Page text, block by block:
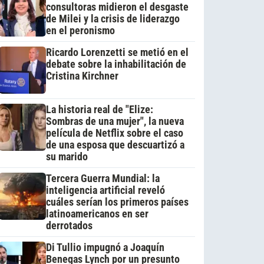
consultoras midieron el desgaste
de Milei y la crisis de liderazgo
en el peronismo
Ricardo Lorenzetti se metió en el
debate sobre la inhabilitación de
Cristina Kirchner
La historia real de "Elize:
Sombras de una mujer", la nueva
película de Netflix sobre el caso
de una esposa que descuartizó a
su marido
Tercera Guerra Mundial: la
inteligencia artificial reveló
cuáles serían los primeros países
latinoamericanos en ser
derrotados
Di Tullio impugnó a Joaquín
Benegas Lynch por un presunto